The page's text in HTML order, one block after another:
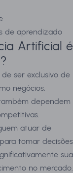
de aprendizado
Artificial é
ser exclusivo de
negócios,
dependem
atuar de
tomar decisões
sua
no mercado.